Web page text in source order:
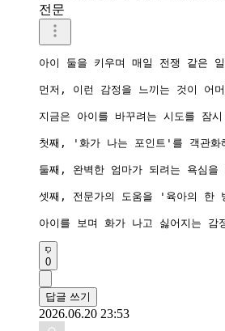
전문
아이 둘을 키우며 매일 전쟁 같은
먼저, 이런 감정을 느끼는 것이 어
지금은 아이를 바꾸려는 시도를 잠
첫째, '화가 나는 포인트'를 객관화
둘째, 완벽한 엄마가 되려는 욕심
셋째, 전문가의 도움을 '육아의 한
아이를 보며 화가 나고 싫어지는
0
답글 쓰기
2026.06.20 23:53